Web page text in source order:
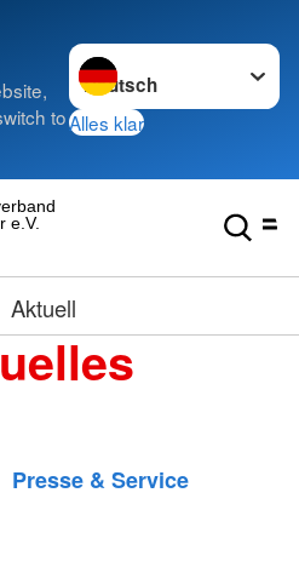
to
Sprache wechseln zu
Alles klar
e.V.
Aktuell
Presse & Service